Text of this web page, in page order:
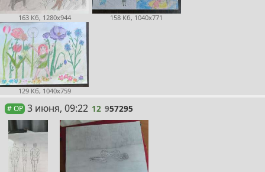
163 Кб, 1280x944 158 Кб, 1040x771
129 Кб, 1040x759
# OP 12
3 июня, 09:22 12 957295